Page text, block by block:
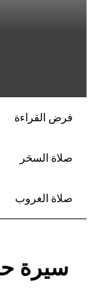
فرض القراءة
صلاة السحَر
صلاة الغروب
سيرة